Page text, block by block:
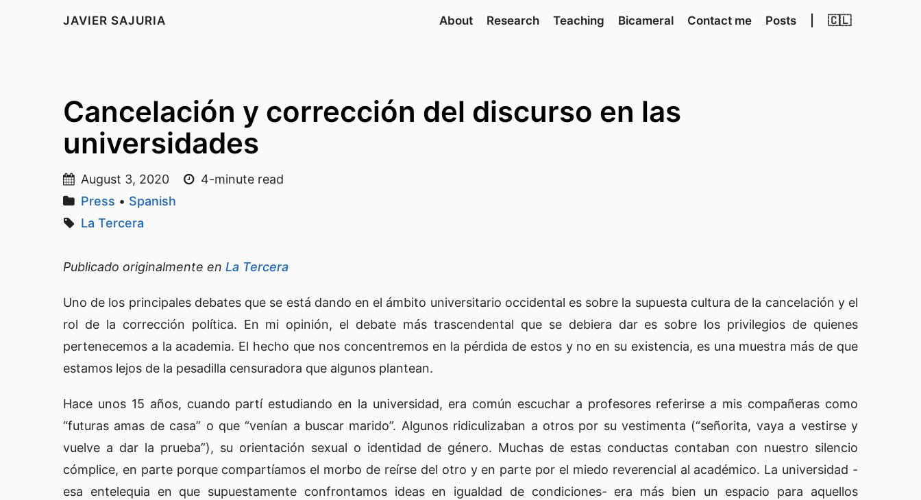
JAVIER SAJURIA About Research Teaching Bicameral Contact me Posts 🇨🇱
Cancelación y corrección del discurso en las
universidades
August 3, 2020
4-minute read
Press • Spanish
La Tercera
Publicado originalmente en La Tercera
Uno de los principales debates que se está dando en el ámbito universitario occidental es sobre la supuesta cultura de la cancelación y el
rol de la corrección política. En mi opinión, el debate más trascendental que se debiera dar es sobre los privilegios de quienes
pertenecemos a la academia. El hecho que nos concentremos en la pérdida de estos y no en su existencia, es una muestra más de que
estamos lejos de la pesadilla censuradora que algunos plantean.
Hace unos 15 años, cuando partí estudiando en la universidad, era común escuchar a profesores referirse a mis compañeras como
“futuras amas de casa” o que “venían a buscar marido”. Algunos ridiculizaban a otros por su vestimenta (“señorita, vaya a vestirse y
vuelve a dar la prueba”), su orientación sexual o identidad de género. Muchas de estas conductas contaban con nuestro silencio
cómplice, en parte porque compartíamos el morbo de reírse del otro y en parte por el miedo reverencial al académico. La universidad -
esa entelequia en que supuestamente confrontamos ideas en igualdad de condiciones- era más bien un espacio para aquellos